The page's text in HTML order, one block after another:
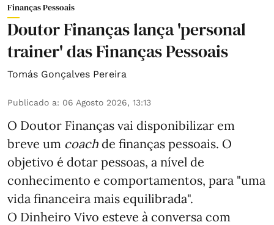
Finanças Pessoais
Doutor Finanças lança 'personal
trainer' das Finanças Pessoais
Tomás Gonçalves Pereira
Publicado a: 06 Agosto 2026, 13:13
O Doutor Finanças vai disponibilizar em
breve um coach de finanças pessoais. O
objetivo é dotar pessoas, a nível de
conhecimento e comportamentos, para "uma
vida financeira mais equilibrada".
O Dinheiro Vivo esteve à conversa com